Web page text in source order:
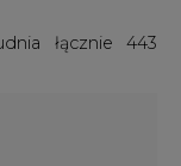
łącznie 443